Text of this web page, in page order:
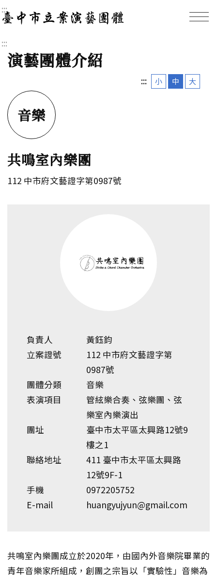
:::
臺中市立案演藝團體｜
:::
演藝團體介紹
::: 小 中 大
音樂
共鳴室內樂團
112 中市府文藝證字第0987號
負責人
黃鈺鈞
立案證號
112 中市府文藝證字第
0987號
團體分類
音樂
表演項目
管絃樂合奏、弦樂團、弦
樂室內樂演出
團址
臺中市太平區太興路12號9
樓之1
聯絡地址
411 臺中市太平區太興路
12號9F-1
手機
0972205752
E-mail
huangyujyun@gmail.com
共鳴室內樂團成立於2020年，由國內外音樂院畢業的
青年音樂家所組成，創團之宗旨以「實驗性」音樂為